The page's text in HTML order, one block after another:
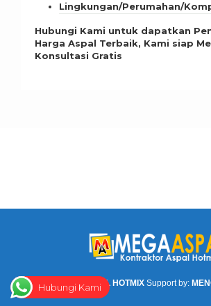
Lingkungan/Perumahan/
Hubungi Kami untuk dapatkan
Harga Aspal Terbaik, Kami siap
Konsultasi Gratis
© MEGA ASPAL HOTMIX Support by:
Hubungi Kami